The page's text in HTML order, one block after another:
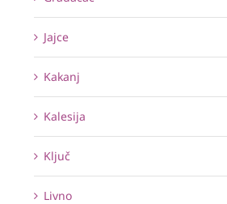
Jajce
Kakanj
Kalesija
Ključ
Livno